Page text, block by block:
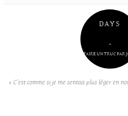
DAYS
–
FAIRE UN TRUC PAR
« C’est comme si je me sentais plus léger en